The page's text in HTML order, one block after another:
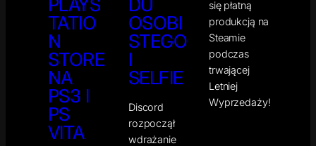
TATIO
N
STORE
NA
PS3 I
PS
VITA
OSOBI
STEGO
I
SELFIE
Discord
rozpoczął
wdrażanie
się płatną
produkcją na
Steamie
podczas
trwającej
Letniej
Wyprzedaży!